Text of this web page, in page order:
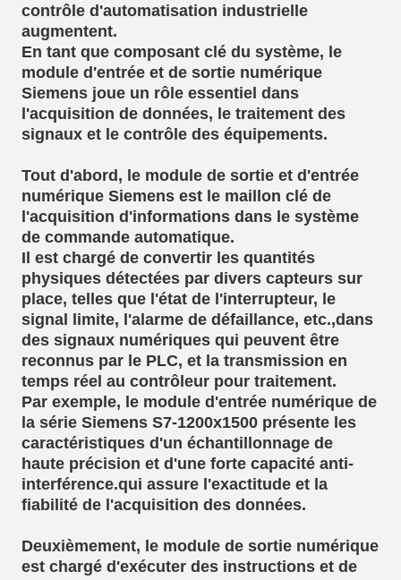
contrôle d'automatisation industrielle
augmentent.
En tant que composant clé du système, le
module d'entrée et de sortie numérique
Siemens joue un rôle essentiel dans
l'acquisition de données, le traitement des
signaux et le contrôle des équipements.
Tout d'abord, le module de sortie et d'entrée
numérique Siemens est le maillon clé de
l'acquisition d'informations dans le système
de commande automatique.
Il est chargé de convertir les quantités
physiques détectées par divers capteurs sur
place, telles que l'état de l'interrupteur, le
signal limite, l'alarme de défaillance, etc.,dans
des signaux numériques qui peuvent être
reconnus par le PLC, et la transmission en
temps réel au contrôleur pour traitement.
Par exemple, le module d'entrée numérique de
la série Siemens S7-1200x1500 présente les
caractéristiques d'un échantillonnage de
haute précision et d'une forte capacité anti-
interférence.qui assure l'exactitude et la
fiabilité de l'acquisition des données.
Deuxièmement, le module de sortie numérique
est chargé d'exécuter des instructions et de